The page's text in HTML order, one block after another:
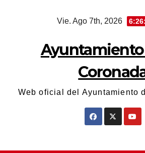
Vie. Ago 7th, 2026
Ayuntamiento
Web oficial del Ayuntamiento